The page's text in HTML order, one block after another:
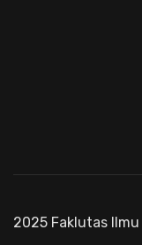
2025 Faklutas